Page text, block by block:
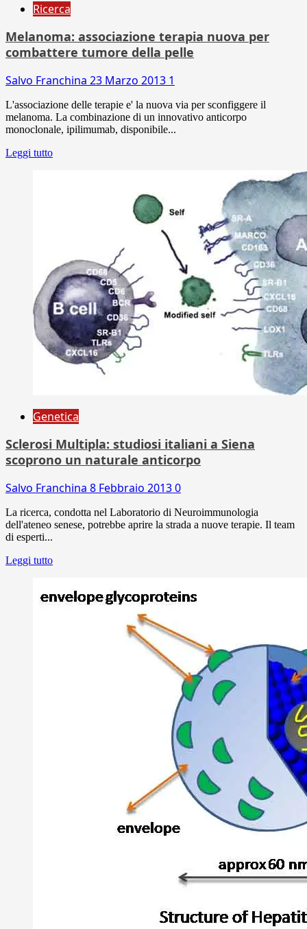
Ricerca
Melanoma: associazione terapia nuova per
combattere tumore della pelle
Salvo Franchina 23 Marzo 2013 1
L'associazione delle terapie e' la nuova via per sconfiggere il
melanoma. La combinazione di un innovativo anticorpo
monoclonale, ipilimumab, disponibile...
Leggi tutto
Genetica
Sclerosi Multipla: studiosi italiani a Siena
scoprono un naturale anticorpo
Salvo Franchina 8 Febbraio 20130
La ricerca, condotta nel Laboratorio di Neuroimmunologia
dell'ateneo senese, potrebbe aprire la strada a nuove terapie. Il team
di esperti...
Leggi tutto